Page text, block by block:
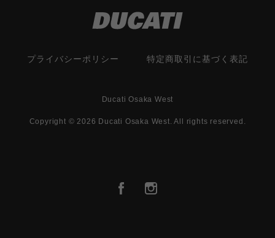
プライバシーポリシー 特定商取引に基づく表記
Ducati Osaka West
Copyright © 2026 Ducati Osaka West. All rights reserved.